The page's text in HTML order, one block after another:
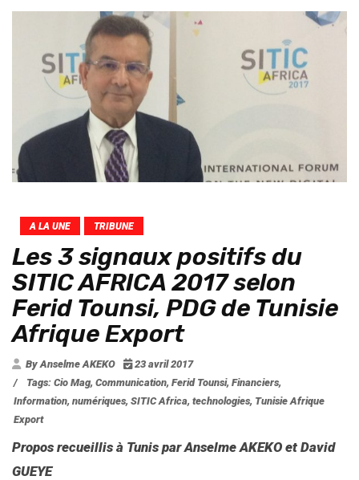
A LA UNE TRIBUNE
Les 3 signaux positifs du
SITIC AFRICA 2017 selon
Ferid Tounsi, PDG de Tunisie
Afrique Export
By Anselme AKEKO
23 avril 2017
/
Tags: Cio Mag, Communication, Ferid Tounsi, Financiers,
Information, numériques, SITIC Africa, technologies, Tunisie Afrique
Export
Propos recueillis à Tunis parAnselme AKEKO et David
GUEYE